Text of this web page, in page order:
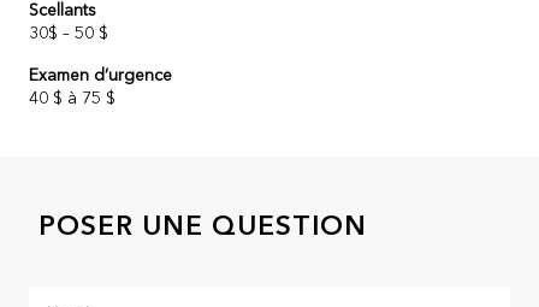
Scellants
30$ – 50 $
Examen d’urgence
40 $ à 75 $
POSER UNE QUESTION